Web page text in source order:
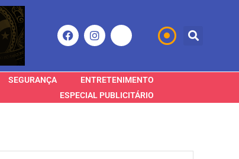
SEGURANÇA
ENTRETENIMENTO
ESPECIAL PUBLICITÁRIO